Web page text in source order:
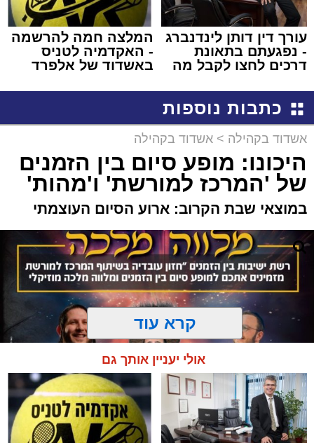
עורך דין דותן לינדנברג
- נפגעתם בתאונת
דרכים לחצו לקבל מה
המלצה חמה להרשמה
- האקדמיה לטניס
באשדוד של אלפרד
כתבות נוספות
אשדוד בקהילה > אשדוד בקהילה
היכונו: מופע סיום בין הזמנים
של 'המרכז למורשת' ו'מהות'
במוצאי שבת הקרוב: ארוע הסיום העוצמתי
קרא עוד
אולי יעניין אותך גם